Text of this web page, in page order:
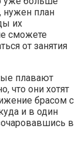
нужен план
их
сможете
от занятия
плавают
что они хотят
брасом с
и в один
в